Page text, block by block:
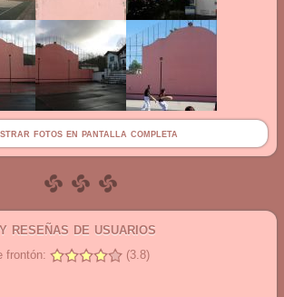
fotos en pantalla completa
reseñas de usuarios
frontón: (3.8)